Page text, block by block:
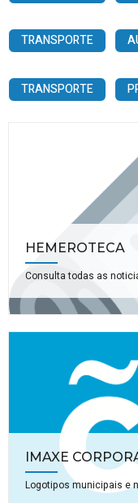
TRANSPORTE
TRANSPORTE
HEMEROTECA
Consulta todas as
IMAXE
Logotipos municipais e